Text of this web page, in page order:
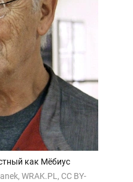
как Мёбиус
WRAK.PL, CC BY-